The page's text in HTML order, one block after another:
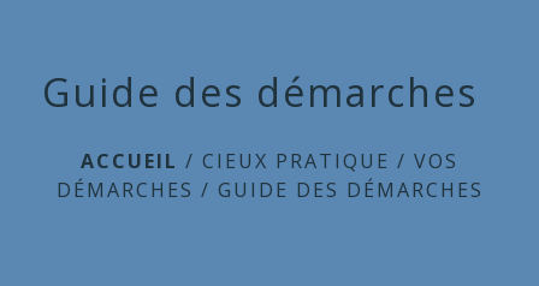
Guide des démarches
ACCUEIL / CIEUX PRATIQUE / VOS
DÉMARCHES / GUIDE DES DÉMARCHES